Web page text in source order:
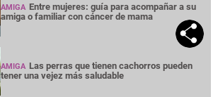
AMIGA Entre mujeres: guía para acompañar a su
amiga o familiar con cáncer de mama
AMIGA Las perras que tienen cachorros pueden
tener una vejez más saludable